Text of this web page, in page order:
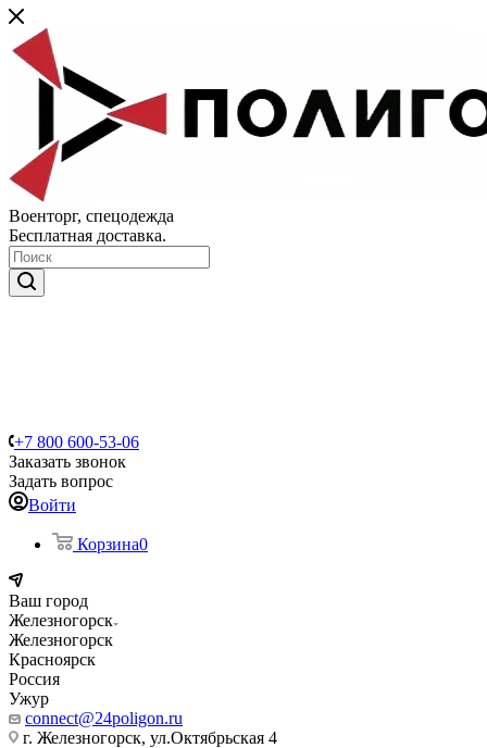
Военторг, спецодежда
Бесплатная доставка.
+7 800 600-53-06
Заказать звонок
Задать вопрос
Войти
Корзина0
Ваш город
Железногорск
Железногорск
Красноярск
Россия
Ужур
connect@24poligon.ru
г. Железногорск, ул.Октябрьская 4